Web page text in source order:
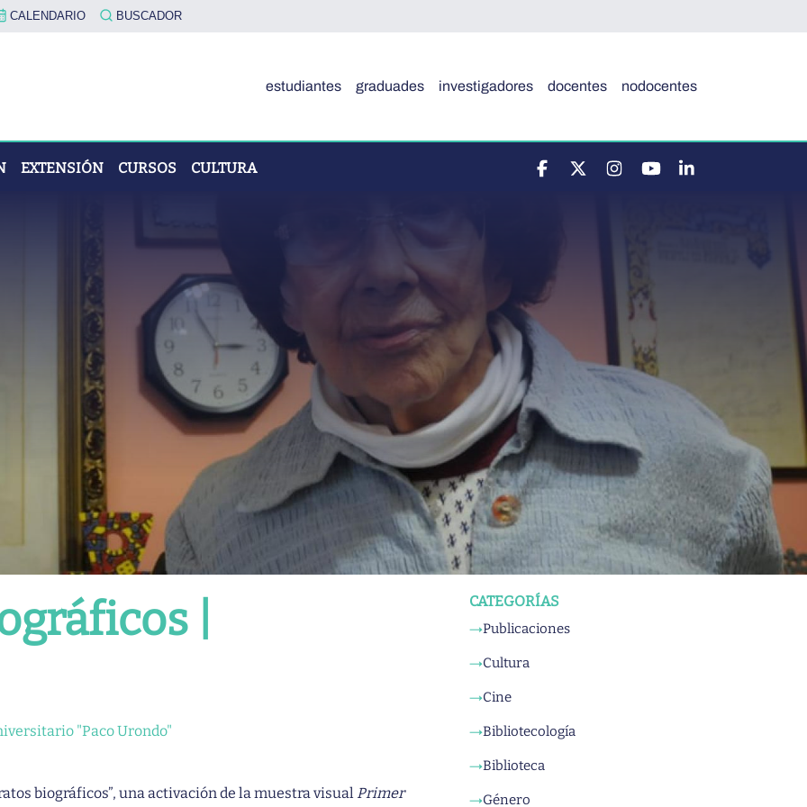
CALENDARIO BUSCADOR
estudiantes graduades investigadores docentes nodocentes
EXTENSIÓN CURSOS CULTURA
|
"Paco Urondo"
biográficos”, una activación de la muestra visual Primer
CATEGORÍAS
→Publicaciones
→Cultura
→Cine
→Bibliotecología
→Biblioteca
→Género